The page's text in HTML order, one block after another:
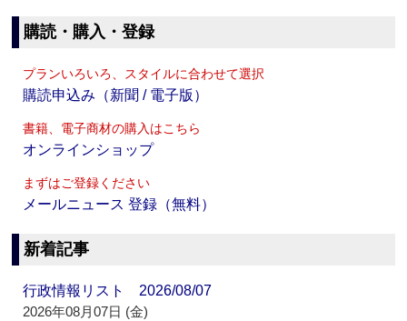
購読・購入・登録
プランいろいろ、スタイルに合わせて選択
購読申込み（新聞 / 電子版）
書籍、電子商材の購入はこちら
オンラインショップ
まずはご登録ください
メールニュース 登録（無料）
新着記事
行政情報リスト 2026/08/07
2026年08月07日 (金)